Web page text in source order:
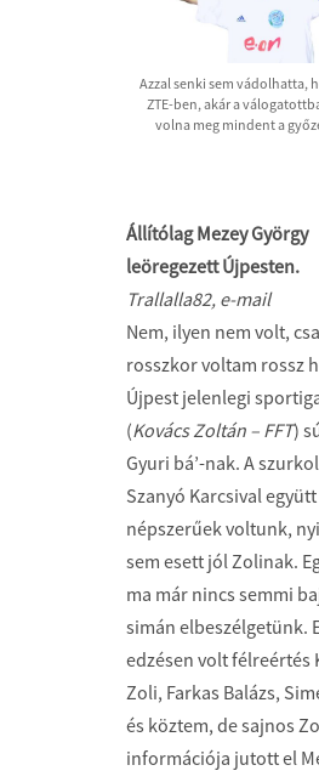
Azzal senki sem vádolhatta,
ZTE-ben, akár a
volna meg mindent a
Állítólag Mezey György
leöregezett Újpesten.
Trallalla82, e-mail
Nem, ilyen nem volt,
rosszkor voltam rossz
Újpest jelenlegi
(Kovács Zoltán – FFT)
Gyuri bá’-nak. A
Szanyó Karcsival együtt
népszerűek voltunk,
sem esett jól Zolinak.
ma már nincs semmi
simán elbeszélgetünk.
edzésen volt félreértés
Zoli, Farkas Balázs,
és köztem, de sajnos
információja jutott el